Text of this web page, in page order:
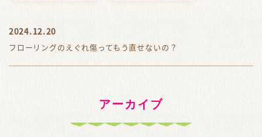
2024.12.20
フローリングのえぐれ傷ってもう直せないの？
アーカイブ